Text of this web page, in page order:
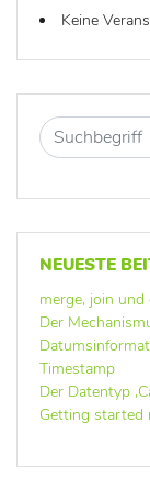
Keine
NEUESTE
merge, join
Der
Timestamp
Der Datentyp
Getting started